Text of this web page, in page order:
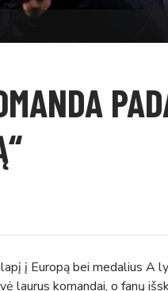
į Europą bei medalius A
laurus komandai, o fanų